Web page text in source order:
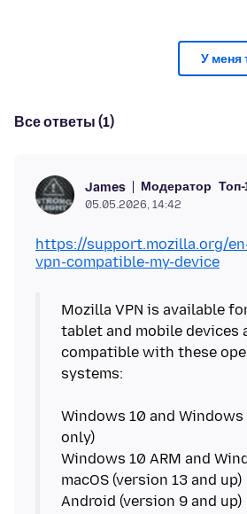
У меня
Все ответы (1)
James Модератор
05.05.2026, 14:42
https://support.mozilla.org/
vpn-compatible-my-device
Mozilla VPN is available
tablet and mobile devices
compatible with these
systems:
Windows 10 and Windows
only)
Windows 10 ARM and
macOS (version 13 and up)
Android (version 9 and up)